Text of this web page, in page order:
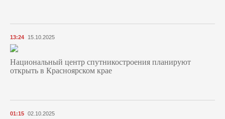
13:24 15.10.2025
Национальный центр спутникостроения планируют
открыть в Красноярском крае
01:15 02.10.2025